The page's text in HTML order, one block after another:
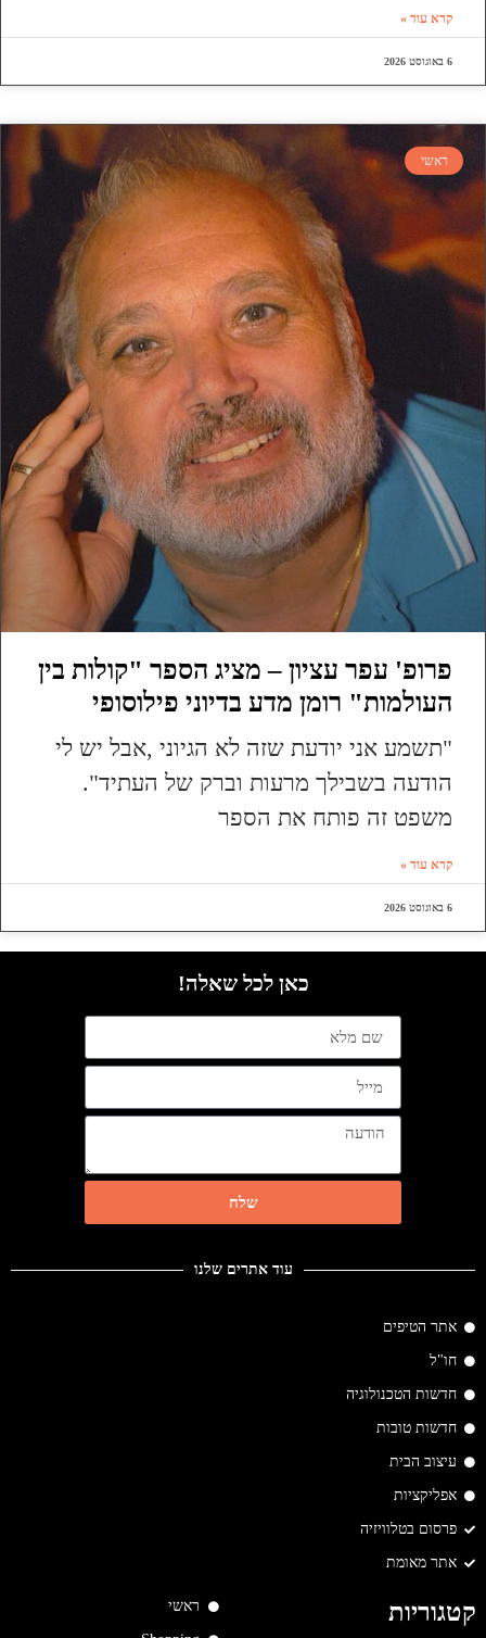
קרא עוד »
6 באוגוסט 2026
ראשי
פרופ' עפר עציון – מציג הספר "קולות בין
העולמות" רומן מדע בדיוני פילוסופי
"תשמע אני יודעת שזה לא הגיוני ,אבל יש לי
הודעה בשבילך מרעות וברק של העתיד".
משפט זה פותח את הספר
קרא עוד »
6 באוגוסט 2026
ראשי קטגוריות
עוד אתרים שלנו
אתר הטיפים
חו"ל
חדשות הטכנולוגיה
חדשות טובות
עיצוב הבית
אפליקציות
פרסום בטלוויזיה
אתר מאומת
כאן לכל שאלה!
שלח